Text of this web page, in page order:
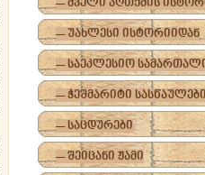
-- ძველი აღთქმის
-- უახლესი ისტორიიდან
-- საეკლესიო
-- ჭეშმარიტი სასწაულები
-- საცდურები
-- შეიცანი ჟამი